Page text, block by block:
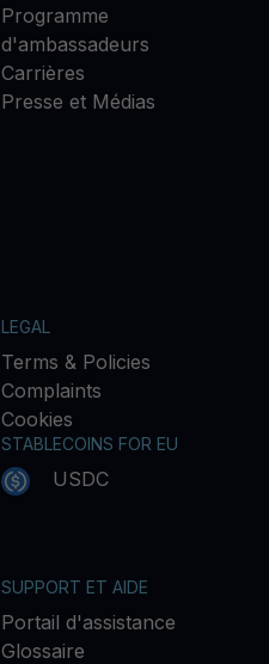
Programme
d'ambassadeurs
Carrières
Presse et Médias
LEGAL
Terms & Policies
Complaints
Cookies
STABLECOINS FOR EU
USDC
SUPPORT ET AIDE
Portail d'assistance
Glossaire